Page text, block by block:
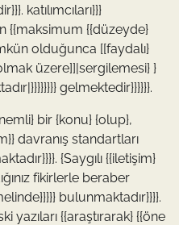
katılımcıları}}}
{{maksimum {{düzeyde}
olduğunca [[faydalı}
üzere]]|sergilemesi} }
gelmektedir}}}}}}.
bir {konu} {olup},
davranış standartları
{Saygılı {{iletişim}
fikirlerle beraber
bulunmaktadır}}}}.
yazıları {{araştırarak} {{öne